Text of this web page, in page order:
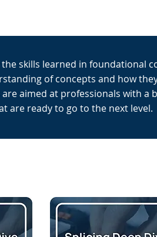
skills learned in foundational
of concepts and how
aimed at professionals with a
are ready to go to the next level.